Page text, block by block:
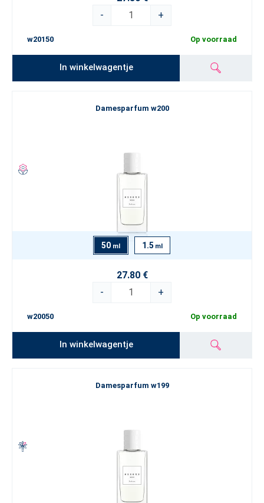
-
+
w20150 Op voorraad
In winkelwagentje
Damesparfum w200
50 ml 1.5 ml
27.80 €
-
+
w20050 Op voorraad
In winkelwagentje
Damesparfum w199